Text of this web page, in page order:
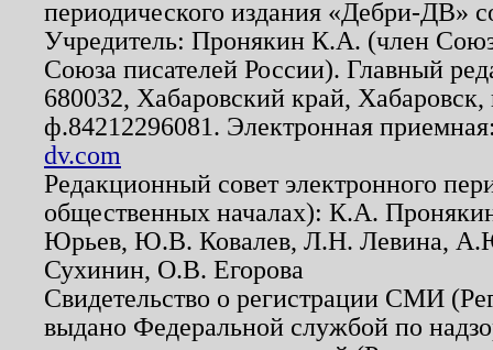
периодического издания «Дебри-ДВ»
Учредитель: Пронякин К.А. (член
Союза писателей России). Главный
680032, Хабаровский край,
ф.84212296081. Электронная
dv.com
Редакционный совет электронного
общественных началах): К.А.
Юрьев, Ю.В. Ковалев, Л.Н. Левина,
Сухинин, О.В. Егорова
Свидетельство о регистрации СМИ
выдано Федеральной службой по